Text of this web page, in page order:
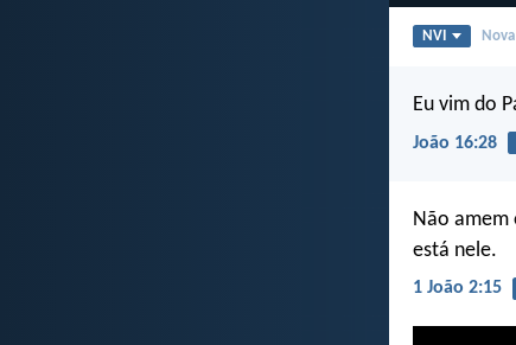
NVI
Eu vim do
João 16:28
Não amem
está nele.
1 João 2:15